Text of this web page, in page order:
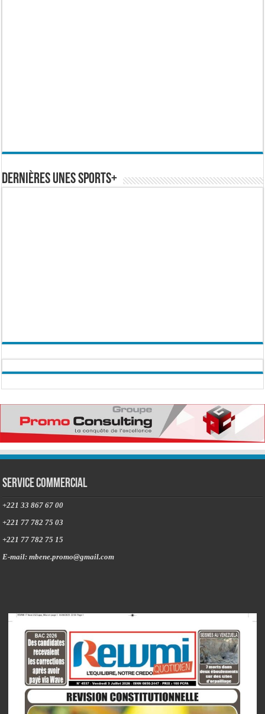
Dernières Unes Sports+
Service commercial
+221 33 867 67 00
+221 77 782 75 03
+221 77 782 75 15
E-mail: mbene.promo@gmail.com